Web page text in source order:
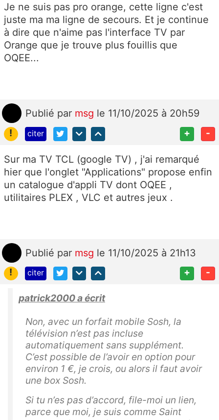
Je ne suis pas pro orange, cette ligne c'est
juste ma ma ligne de secours. Et je continue
à dire que n'aime pas l'interface TV par
Orange que je trouve plus fouillis que
OQEE...
Publié par msg le 11/10/2025 à 20h59
!
citer + -
Sur ma TV TCL (google TV) , j'ai remarqué
hier que l'onglet "Applications" propose enfin
un catalogue d'appli TV dont OQEE ,
utilitaires PLEX , VLC et autres jeux .
Publié par msg le 11/10/2025 à 21h13
!
citer + -
patrick2000 a écrit
Non, avec un forfait mobile Sosh, la
télévision n’est pas incluse
automatiquement sans supplément.
C’est possible de l’avoir en option pour
environ 1 €, je crois, ou alors il faut avoir
une box Sosh.
Si tu n’es pas d’accord, file-moi un lien,
parce que moi, je suis comme Saint